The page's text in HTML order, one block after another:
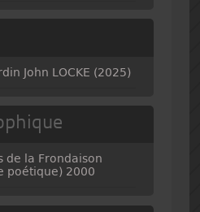
John LOCKE (2025)
de la Frondaison
poétique) 2000